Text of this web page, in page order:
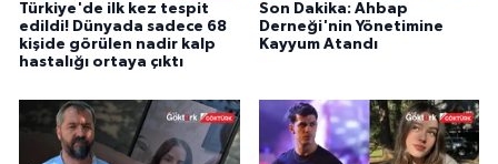
Türkiye'de ilk kez tespit
edildi! Dünyada sadece 68
kişide görülen nadir kalp
hastalığı ortaya çıktı
Son Dakika: Ahbap
Derneği'nin Yönetimine
Kayyum Atandı